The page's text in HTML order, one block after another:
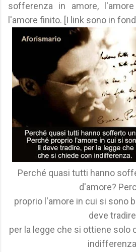
sofferenza in amore,
l'amore finito. [I link sono in
Perché quasi tutti hanno
d'amore?
proprio l'amore in cui si sono
deve
per la legge che si ottiene solo